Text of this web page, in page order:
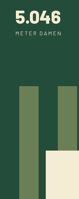
5.046
METER DAMEN